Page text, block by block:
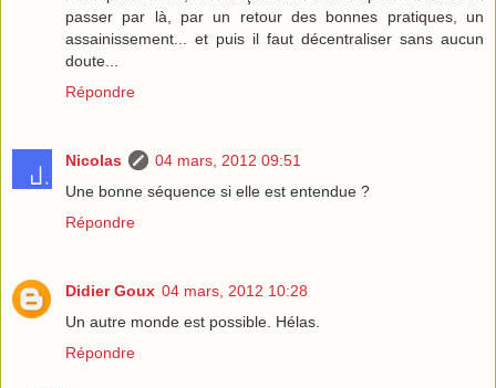
passer par là, par un retour des bonnes pratiques, un
assainissement... et puis il faut décentraliser sans aucun
doute...
Répondre
Nicolas
04 mars, 2012 09:51
Une bonne séquence si elle est entendue ?
Répondre
Didier Goux 04 mars, 2012 10:28
Un autre monde est possible. Hélas.
Répondre